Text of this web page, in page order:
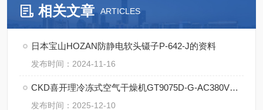
相关文章 ARTICLES
日本宝山HOZAN防静电软头镊子P-642-J的资料
发布时间：2024-11-16
CKD喜开理冷冻式空气干燥机GT9075D-G-AC380V的技术参数
发布时间：2025-12-10